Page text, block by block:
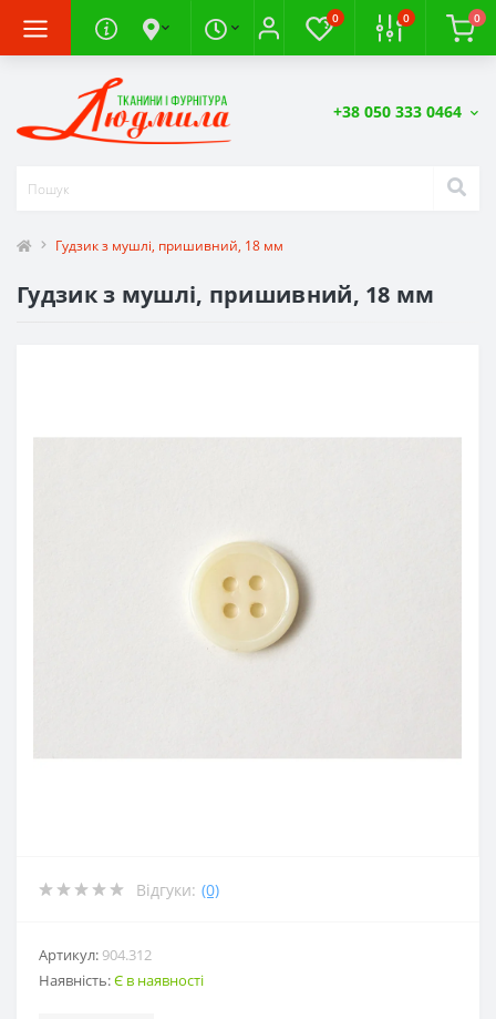
0 0 0
+38 050 333 0464
Гудзик з мушлі, пришивний, 18 мм
Гудзик з мушлі, пришивний, 18 мм
Відгуки: (0)
Артикул: 904.312
Наявність:Є в наявності